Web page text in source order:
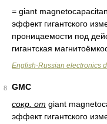
= giant
эффект гигантского
проницаемости под
гигантская
English-Russian electronics
8
GMC
сокр. от giant
эффект гигантского